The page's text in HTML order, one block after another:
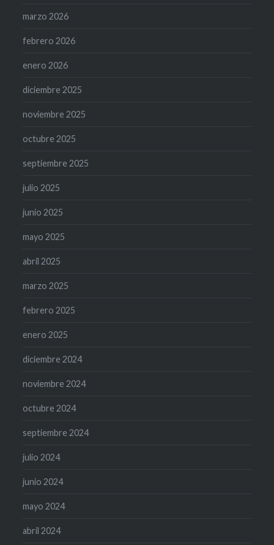
marzo 2026
febrero 2026
enero 2026
diciembre 2025
noviembre 2025
octubre 2025
septiembre 2025
julio 2025
junio 2025
mayo 2025
abril 2025
marzo 2025
febrero 2025
enero 2025
diciembre 2024
noviembre 2024
octubre 2024
septiembre 2024
julio 2024
junio 2024
mayo 2024
abril 2024